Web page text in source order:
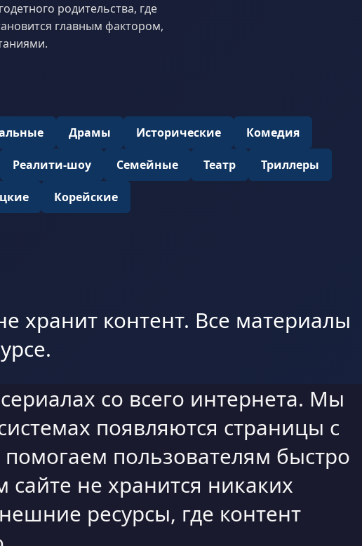
родительства, где
главным фактором,
Драмы Исторические Комедия
Реалити-шоу Семейные Театр Триллеры
Корейские
хранит контент. Все материалы
со всего интернета. Мы
появляются страницы с
пользователям быстро
не хранится никаких
ресурсы, где контент